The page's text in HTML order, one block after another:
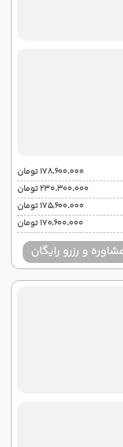
۱۷۸٬۶۰۰٬۰۰۰ تومان
۲۳۰٬۳۰۰٬۰۰۰ تومان
۱۷۵٬۶۰۰٬۰۰۰ تومان
۱۷۰٬۶۰۰٬۰۰۰ تومان
و رزرو رایگان